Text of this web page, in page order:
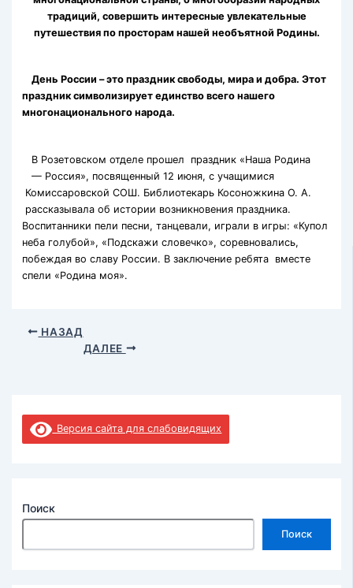
традиций, совершить интересные увлекательные
путешествия по просторам нашей необъятной Родины.
День России – это праздник свободы, мира и добра. Этот
праздник символизирует единство всего нашего
многонационального народа.
В Розетовском отделе прошел праздник «Наша Родина
— Россия», посвященный 12 июня, с учащимися
Комиссаровской СОШ. Библиотекарь Косоножкина О. А.
рассказывала об истории возникновения праздника.
Воспитанники пели песни, танцевали, играли в игры: «Купол
неба голубой», «Подскажи словечко», соревновались,
побеждая во славу России. В заключение ребята вместе
спели «Родина моя».
НАЗАД
ДАЛЕЕ
Версия сайта для слабовидящих
Поиск
Поиск